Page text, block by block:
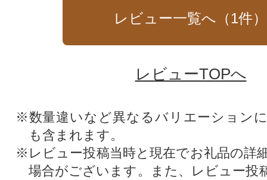
レビュー一覧へ（1件）
レビューTOPへ
※数量違いなど異なるバリエーション
も含まれます。
※レビュー投稿当時と現在でお礼品の詳
場合がございます。また、レビュー投